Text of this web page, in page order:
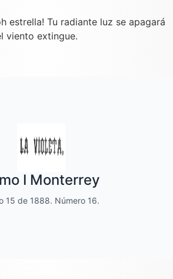
estrella! Tu radiante luz se apagará
viento extingue.
I Monterrey
15 de 1888. Número 16.
variedades
a las familias.